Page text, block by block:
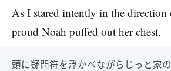
As I stared intently in the direction
proud Noah puffed out her chest.
頭に疑問符を浮かべながらじっと家